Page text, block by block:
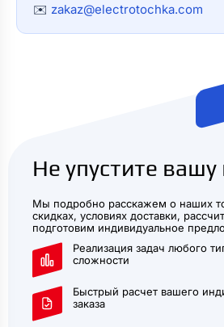
✉️ zakaz@electrotochka.com
Не упустите вашу
Мы подробно расскажем о наших
скидках, условиях доставки,
подготовим индивидуальное
Реализация задач любого
сложности
Быстрый расчет вашего
заказа